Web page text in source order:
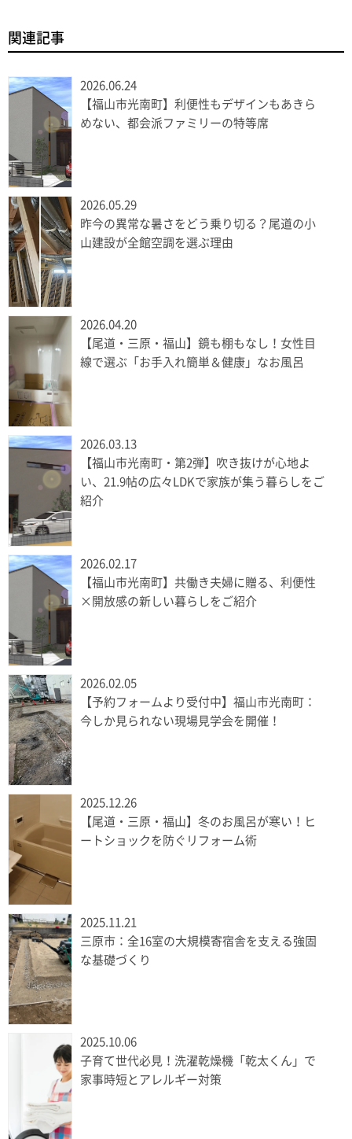
関連記事
2026.06.24
【福山市光南町】利便性もデザインもあきら
めない、都会派ファミリーの特等席
2026.05.29
昨今の異常な暑さをどう乗り切る？尾道の小
山建設が全館空調を選ぶ理由
2026.04.20
【尾道・三原・福山】鏡も棚もなし！女性目
線で選ぶ「お手入れ簡単＆健康」なお風呂
2026.03.13
【福山市光南町・第2弾】吹き抜けが心地よ
い、21.9帖の広々LDKで家族が集う暮らしをご
紹介
2026.02.17
【福山市光南町】共働き夫婦に贈る、利便性
×開放感の新しい暮らしをご紹介
2026.02.05
【予約フォームより受付中】福山市光南町：
今しか見られない現場見学会を開催！
2025.12.26
【尾道・三原・福山】冬のお風呂が寒い！ヒ
ートショックを防ぐリフォーム術
2025.11.21
三原市：全16室の大規模寄宿舎を支える強固
な基礎づくり
2025.10.06
子育て世代必見！洗濯乾燥機「乾太くん」で
家事時短とアレルギー対策